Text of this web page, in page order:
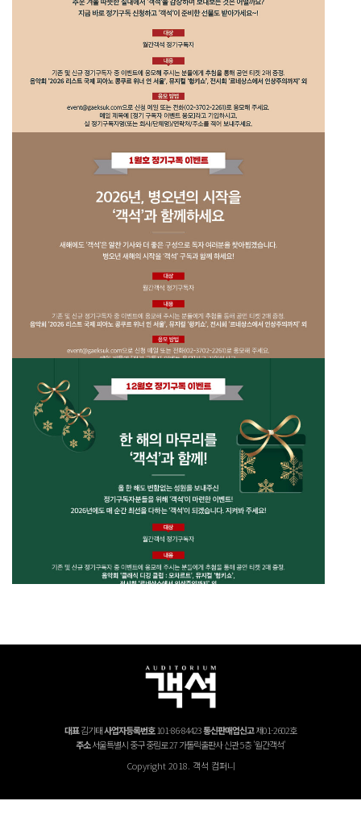
2026년 3월호 정기구독 이벤트
26년 2월호 정기구독 이벤트
26년 1월호 정기구독 이벤트
대표김기태사업자등록번호101-86-84423통신판매업신고제01-2602호
주소서울특별시 중구 중림로 27 가톨릭출판사 신관 5층 '월간객석'
Copyright 2018. 객석 컴퍼니